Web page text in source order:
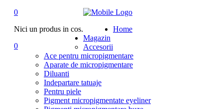
0
Nici un produs in cos.
0
Home
Magazin
Accesorii
Ace pentru micropigmentare
Aparate de micropigmentare
Diluanti
Indepartare tatuaje
Pentru piele
Pigment micropigmentate eyeliner